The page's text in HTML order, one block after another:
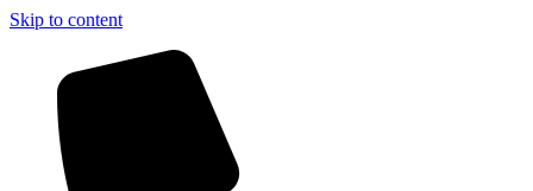
Skip to content